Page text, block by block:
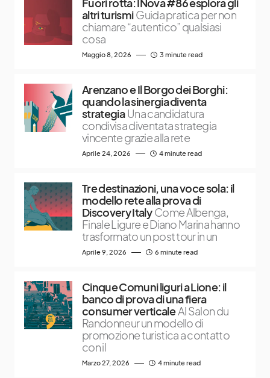
altri turismi Guida pratica per non
chiamare “autentico” qualsiasi
cosa
Maggio 8, 2026 3 minute read
Arenzano e Il Borgo dei Borghi:
quando la sinergia diventa
strategia Una candidatura
condivisa diventata strategia
vincente grazie alla rete
Aprile 24, 2026 4 minute read
Tre destinazioni, una voce sola: il
modello rete alla prova di
Discovery Italy Come Albenga,
Finale Ligure e Diano Marina hanno
trasformato un post tour in un
Aprile 9, 2026 6 minute read
Cinque Comuni liguri a Lione: il
banco di prova di una fiera
consumer verticale Al Salon du
Randonneur un modello di
promozione turistica a contatto
con il
Marzo 27, 2026 4 minute read